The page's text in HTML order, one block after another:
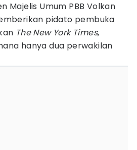
Majelis Umum PBB Volkan
pidato pembuka
The New York Times,
hanya dua perwakilan